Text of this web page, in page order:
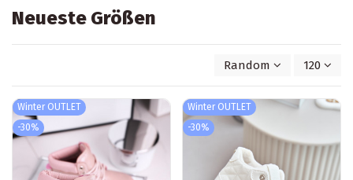
Neueste Größen
Random 120
Winter OUTLET
-30%
Winter OUTLET
-30%